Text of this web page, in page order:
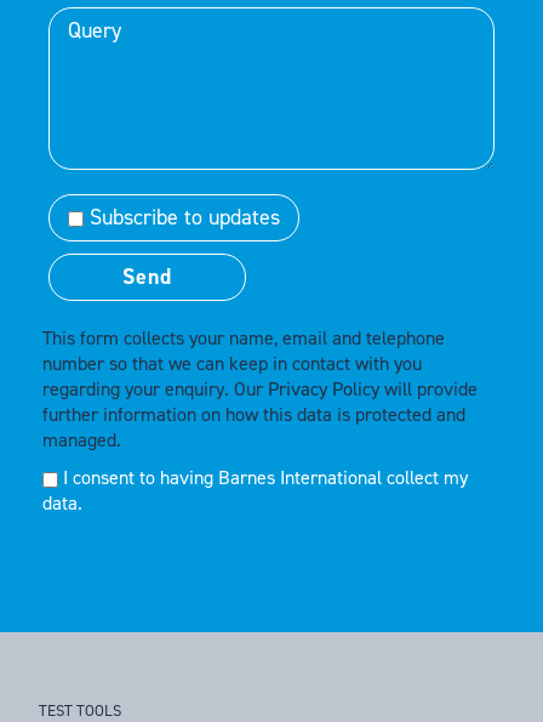
Subscribe to updates
This form collects your name, email and telephone
number so that we can keep in contact with you
regarding your enquiry. Our Privacy Policywill provide
further information on how this data is protected and
managed.
I consent to having Barnes International collect my
data.
TEST TOOLS